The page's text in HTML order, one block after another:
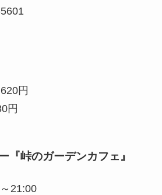
円
円
『峠のガーデンカフェ』
21:00